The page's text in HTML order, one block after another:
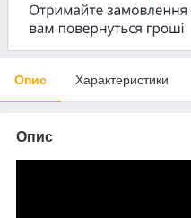
Опис Характеристики
Опис